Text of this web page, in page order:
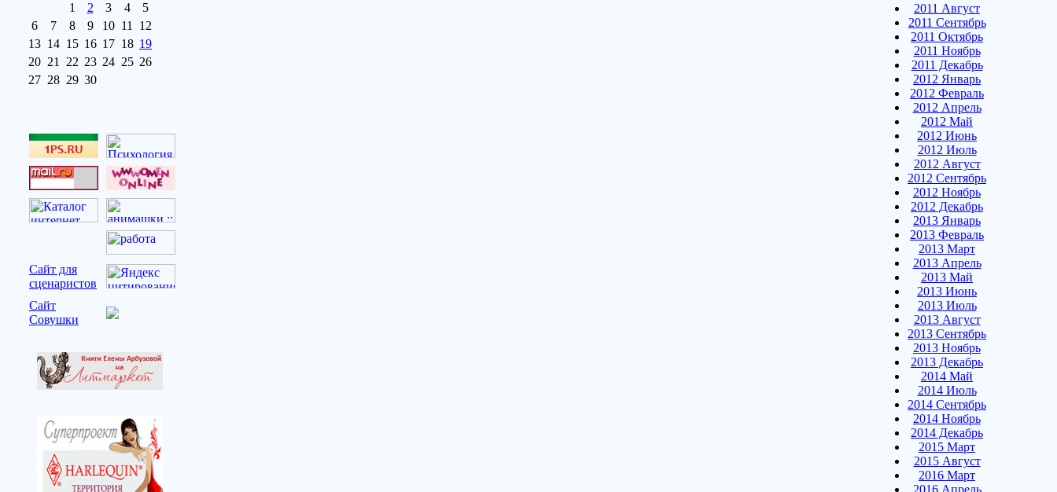
1
2 3 4
5
6
7 8 9 10 11
12
13 14 15 16 17 18 19
20 21 22 23 24 25 26
27 28 29 30
Сайт для
сценаристов
Сайт
Совушки
2011 Август
2011 Сентябрь
2011 Октябрь
2011 Ноябрь
2011 Декабрь
2012 Январь
2012 Февраль
2012 Апрель
2012 Май
2012 Июнь
2012 Июль
2012 Август
2012 Сентябрь
2012 Ноябрь
2012 Декабрь
2013 Январь
2013 Февраль
2013 Март
2013 Апрель
2013 Май
2013 Июнь
2013 Июль
2013 Август
2013 Сентябрь
2013 Ноябрь
2013 Декабрь
2014 Май
2014 Июль
2014 Сентябрь
2014 Ноябрь
2014 Декабрь
2015 Март
2015 Август
2016 Март
2016 Апрель